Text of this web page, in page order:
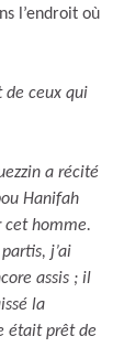
l’endroit où
de ceux qui
a récité
Hanifah
cet homme.
j’ai
assis ; il
la
était prêt de